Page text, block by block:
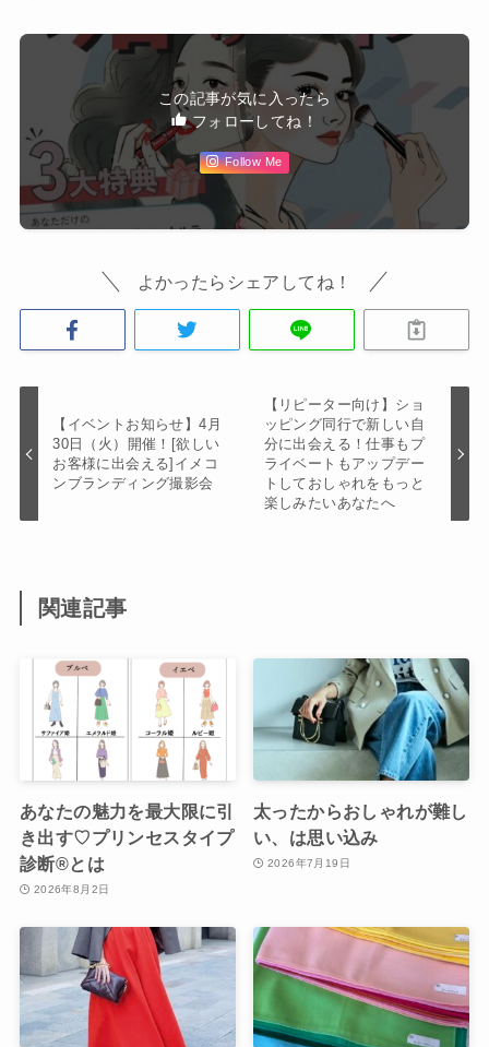
この記事が気に入ったら
フォローしてね！
Follow Me
よかったらシェアしてね！
【イベントお知らせ】4月
30日（火）開催！[欲しい
お客様に出会える]イメコ
ンブランディング撮影会
【リピーター向け】ショ
ッピング同行で新しい自
分に出会える！仕事もプ
ライベートもアップデー
トしておしゃれをもっと
楽しみたいあなたへ
関連記事
あなたの魅力を最大限に引
き出す♡プリンセスタイプ
診断®︎とは
2026年8月2日
太ったからおしゃれが難し
い、は思い込み
2026年7月19日